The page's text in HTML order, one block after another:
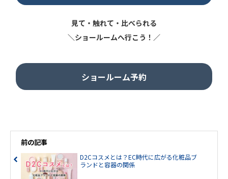
見て・触れて・比べられる
＼ショールームへ行こう！／
ショールーム予約
前の記事
D2Cコスメとは？EC時代に広がる化粧品ブ
ランドと容器の関係